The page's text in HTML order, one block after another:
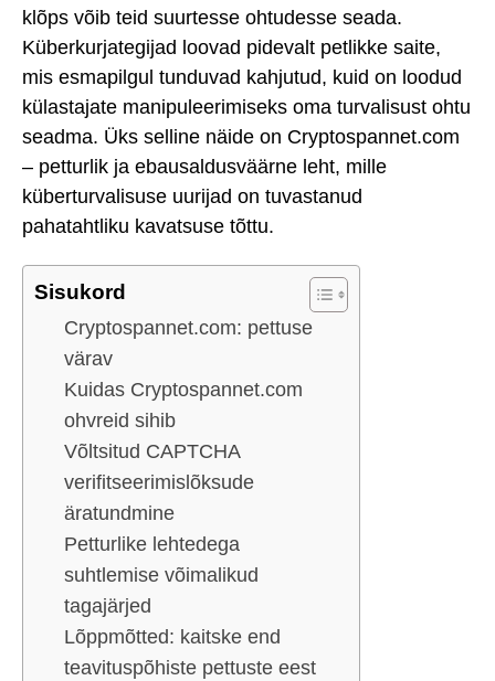
klõps võib teid suurtesse ohtudesse seada.
Küberkurjategijad loovad pidevalt petlikke saite,
mis esmapilgul tunduvad kahjutud, kuid on loodud
külastajate manipuleerimiseks oma turvalisust ohtu
seadma. Üks selline näide on Cryptospannet.com
– petturlik ja ebausaldusväärne leht, mille
küberturvalisuse uurijad on tuvastanud
pahatahtliku kavatsuse tõttu.
Sisukord
Cryptospannet.com: pettuse
värav
Kuidas Cryptospannet.com
ohvreid sihib
Võltsitud CAPTCHA
verifitseerimislõksude
äratundmine
Petturlike lehtedega
suhtlemise võimalikud
tagajärjed
Lõppmõtted: kaitske end
teavituspõhiste pettuste eest